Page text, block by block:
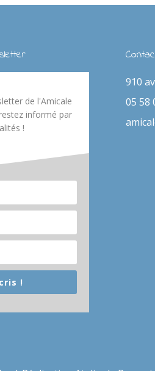
de l'Amicale
informé par
!
!
910
05 58